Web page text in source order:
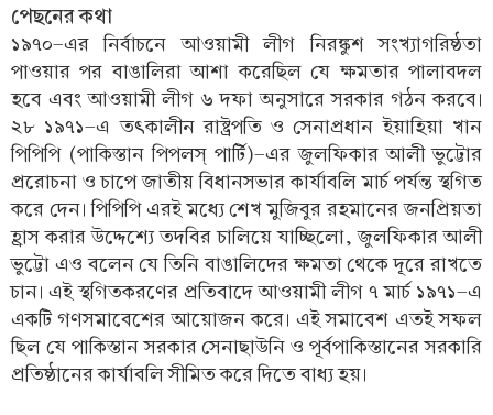
পেছনের কথা
১৯৭০-এর নির্বাচনে আওয়ামী লীগ নিরঙ্কুশ সংখ্যাগরিষ্ঠতা
পাওয়ার পর বাঙালিরা আশা করেছিল যে ক্ষমতার পালাবদল
হবে এবং আওয়ামী লীগ ৬ দফা অনুসারে সরকার গঠন করবে।
২৮ ১৯৭১-এ তৎকালীন রাষ্ট্রপতি ও সেনাপ্রধান ইয়াহিয়া খান
পিপিপি (পাকিস্তান পিপলস্ পার্টি)-এর জুলফিকার আলী ভুট্টোর
প্ররোচনা ও চাপে জাতীয় বিধানসভার কার্যাবলি মার্চ পর্যন্ত স্থগিত
করে দেন। পিপিপি এরই মধ্যে শেখ মুজিবুর রহমানের জনপ্রিয়তা
হ্রাস করার উদ্দেশ্যে তদবির চালিয়ে যাচ্ছিলো, জুলফিকার আলী
ভুট্টো এও বলেন যে তিনি বাঙালিদের ক্ষমতা থেকে দূরে রাখতে
চান। এই স্থগিতকরণের প্রতিবাদে আওয়ামী লীগ ৭ মার্চ ১৯৭১-এ
একটি গণসমাবেশের আয়োজন করে। এই সমাবেশ এতই সফল
ছিল যে পাকিস্তান সরকার সেনাছাউনি ও পূর্বপাকিস্তানের সরকারি
প্রতিষ্ঠানের কার্যাবলি সীমিত করে দিতে বাধ্য হয়।